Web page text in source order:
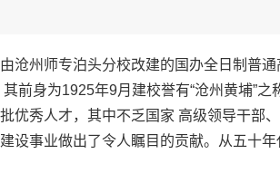
沧州师专泊头分校改建的国办全日制普通
前身为1925年9月建校誉有“沧州黄埔”之
秀人才，其中不乏国家 高级领导干部、
设事业做出了令人瞩目的贡献。从五十年